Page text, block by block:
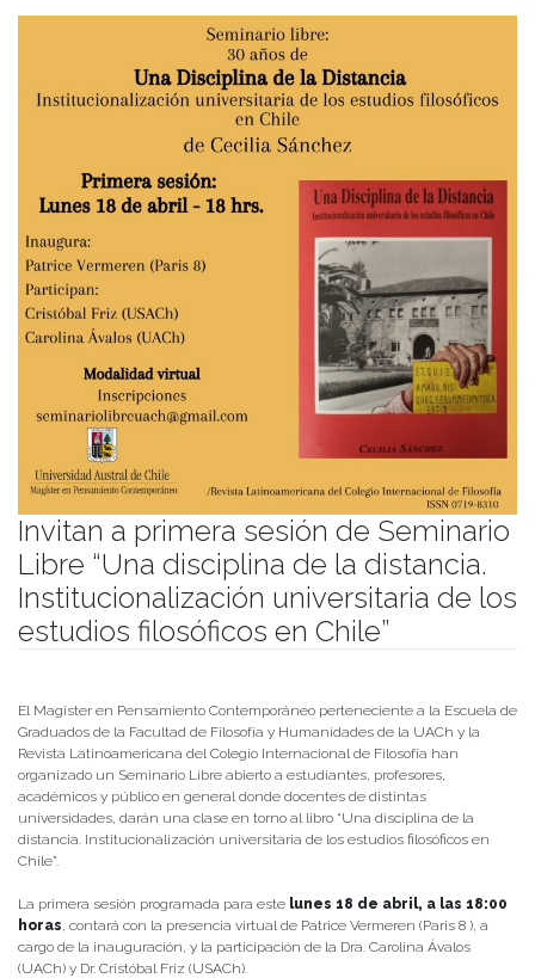
Invitan a primera sesión de Seminario
Libre “Una disciplina de la distancia.
Institucionalización universitaria de los
estudios filosóficos en Chile”
El Magíster en Pensamiento Contemporáneo perteneciente a la Escuela de
Graduados de la Facultad de Filosofía y Humanidades de la UACh y la
Revista Latinoamericana del Colegio Internacional de Filosofía han
organizado un Seminario Libre abierto a estudiantes, profesores,
académicos y público en general donde docentes de distintas
universidades, darán una clase en torno al libro “Una disciplina de la
distancia. Institucionalización universitaria de los estudios filosóficos en
Chile”.
La primera sesión programada para este lunes 18 de abril, a las 18:00
horas, contará con la presencia virtual de Patrice Vermeren (Paris 8 ), a
cargo de la inauguración, y la participación de la Dra. Carolina Ávalos
(UACh) y Dr. Cristóbal Friz (USACh).